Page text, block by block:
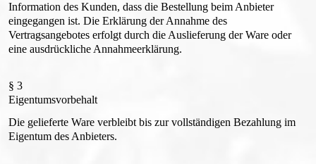
Information des Kunden, dass die Bestellung beim Anbieter
eingegangen ist. Die Erklärung der Annahme des
Vertragsangebotes erfolgt durch die Auslieferung der Ware oder
eine ausdrückliche Annahmeerklärung.
§ 3
Eigentumsvorbehalt
Die gelieferte Ware verbleibt bis zur vollständigen Bezahlung im
Eigentum des Anbieters.